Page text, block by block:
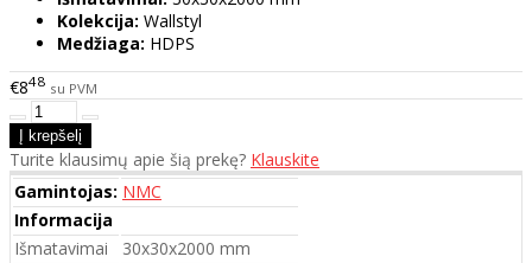
Kolekcija: Wallstyl
Medžiaga: HDPS
€848 su PVM
Turite klausimų apie šią prekę? Klauskite
Gamintojas: NMC
Informacija
Išmatavimai
30x30x2000 mm